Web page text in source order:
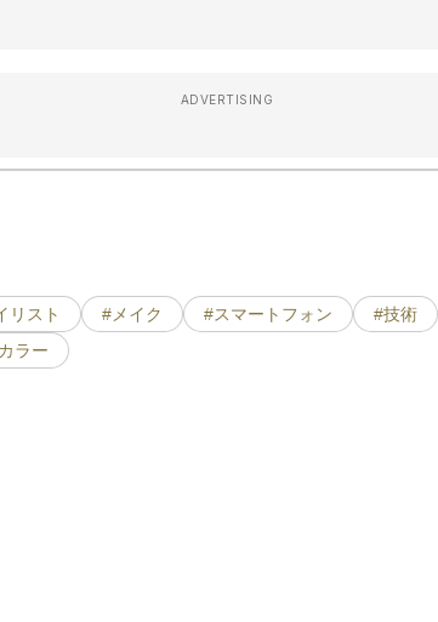
ADVERTISING
リスト #メイク #スマートフォン #技術
ラー